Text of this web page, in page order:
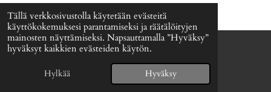
Tällä verkkosivustolla käytetään evästeitä
käyttökokemuksesi parantamiseksi ja räätälöityjen
mainosten näyttämiseksi. Napsauttamalla ”Hyväksy”
hyväksyt kaikkien evästeiden käytön.
Hylkää Hyväksy
© 2024 - 2026 Signefia
Palvelun tarjoaaWebador